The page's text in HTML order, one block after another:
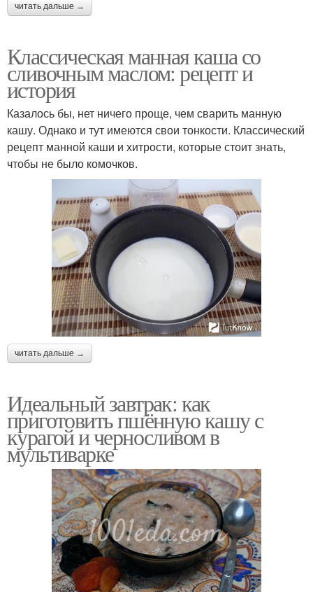
читать дальше →
Классическая манная каша со
сливочным маслом: рецепт и
история
Казалось бы, нет ничего проще, чем сварить манную
кашу. Однако и тут имеются свои тонкости. Классический
рецепт манной каши и хитрости, которые стоит знать,
чтобы не было комочков.
читать дальше →
Идеальный завтрак: как
приготовить пшённую кашу с
курагой и черносливом в
мультиварке